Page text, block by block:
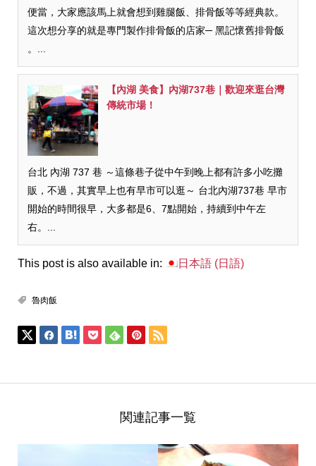
便當，大家應該馬上就會想到雞腿飯、排骨飯等等經典款。
這次想分享的就是專門製作排骨飯的店家─ 黑記懷舊排骨飯
。...
【內湖 美食】內湖737巷｜歡迎來逛台灣
傳統市場！
台北 內湖 737 巷 ～這條巷子從中午到晚上都有許多小吃攤
販，不過，其實早上也有早市可以逛～ 台北內湖737巷 早市
開始的時間很早，大多都是6、7點開始，持續到中午左
右。...
This post is also available in: 日本語(日語)
魯肉飯
関連記事一覧